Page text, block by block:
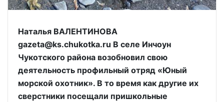
Наталья ВАЛЕНТИНОВА
gazeta@ks.chukotka.ru В селе Инчоун
Чукотского района возобновил свою
деятельность профильный отряд «Юный
морской охотник». В то время как другие их
сверстники посещали пришкольные